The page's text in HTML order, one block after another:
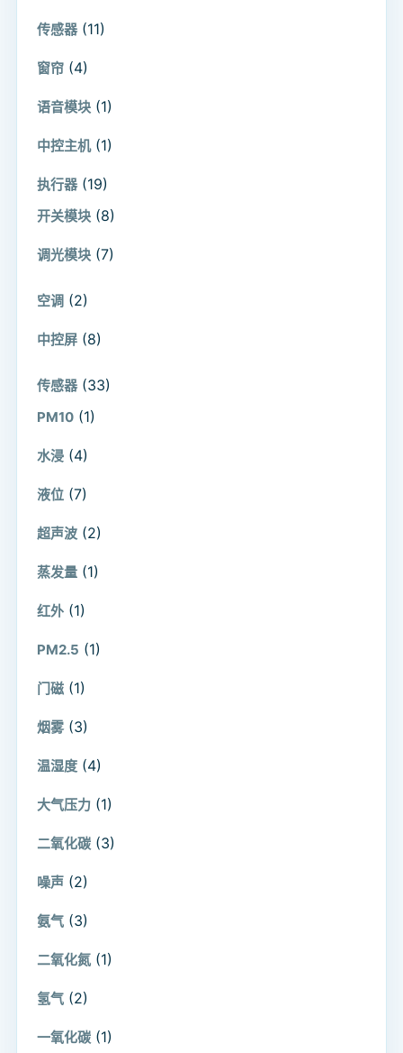
传感器 (11)
窗帘 (4)
语音模块 (1)
中控主机 (1)
执行器 (19)
开关模块 (8)
调光模块 (7)
空调 (2)
中控屏 (8)
传感器 (33)
PM10 (1)
水浸 (4)
液位 (7)
超声波 (2)
蒸发量 (1)
红外 (1)
PM2.5 (1)
门磁 (1)
烟雾 (3)
温湿度 (4)
大气压力 (1)
二氧化碳 (3)
噪声 (2)
氨气 (3)
二氧化氮 (1)
氢气 (2)
一氧化碳 (1)